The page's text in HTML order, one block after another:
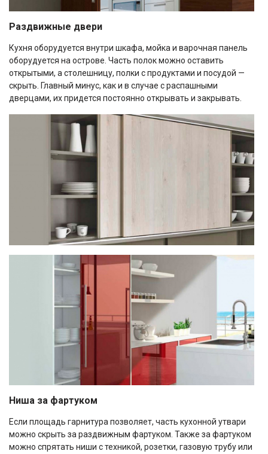
Раздвижные двери
Кухня оборудуется внутри шкафа, мойка и варочная панель
оборудуется на острове. Часть полок можно оставить
открытыми, а столешницу, полки с продуктами и посудой —
скрыть. Главный минус, как и в случае с распашными
дверцами, их придется постоянно открывать и закрывать.
Ниша за фартуком
Если площадь гарнитура позволяет, часть кухонной утвари
можно скрыть за раздвижным фартуком. Также за фартуком
можно спрятать ниши с техникой, розетки, газовую трубу или